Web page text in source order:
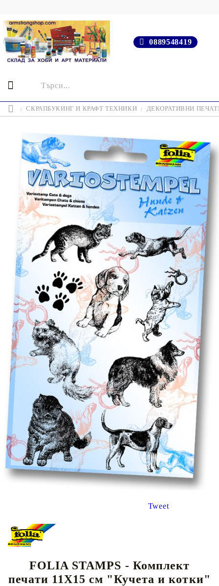
0889548419
СКРАПБУКИНГ И КРАФТ ТЕХНИКИ ДЕКОРАТИВНИ
Tweet
FOLIA STAMPS - Комплект
печати 11Х15 см "Кучета и котки"